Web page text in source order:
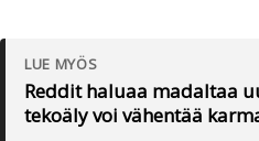
LUE MYÖS
Reddit haluaa madaltaa
tekoäly voi vähentää